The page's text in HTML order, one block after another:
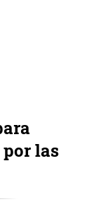
por las